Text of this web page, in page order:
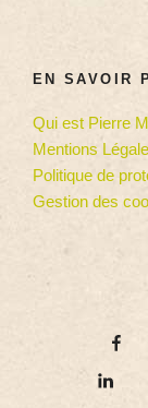
EN SAVOIR
Qui est Pierre
Mentions
Politique de
Gestion des